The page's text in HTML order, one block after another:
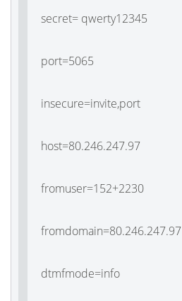
secret= qwerty12345
port=5065
insecure=invite,port
host=80.246.247.97
fromuser=152+2230
fromdomain=80.246.247.97
dtmfmode=info